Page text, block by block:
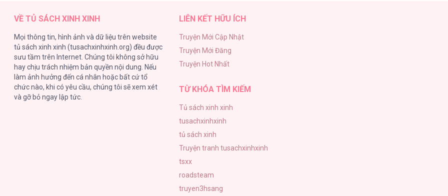
VỀ TỦ SÁCH XINH XINH
Mọi thông tin, hình ảnh và dữ liệu trên website
tủ sách xinh xinh (tusachxinhxinh.org) đều được
sưu tầm trên Internet. Chúng tôi không sở hữu
hay chịu trách nhiệm bản quyền nội dung. Nếu
làm ảnh hưởng đến cá nhân hoặc bất cứ tổ
chức nào, khi có yêu cầu, chúng tôi sẽ xem xét
và gỡ bỏ ngay lập tức.
LIÊN KẾT HỮU ÍCH
Truyện Mới Cập Nhật
Truyện Mới Đăng
Truyện Hot Nhất
TỪ KHÓA TÌM KIẾM
Tủ sách xinh xinh
tusachxinhxinh
tủ sách xinh
Truyện tranh tusachxinhxinh
tsxx
roadsteam
truyen3hsang